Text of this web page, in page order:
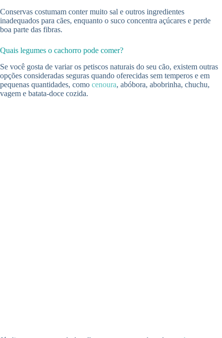
Conservas costumam conter muito sal e outros ingredientes
inadequados para cães, enquanto o suco concentra açúcares e perde
boa parte das fibras.
Quais legumes o cachorro pode comer?
Se você gosta de variar os petiscos naturais do seu cão, existem outras
opções consideradas seguras quando oferecidas sem temperos e em
pequenas quantidades, como cenoura, abóbora, abobrinha, chuchu,
vagem e batata-doce cozida.